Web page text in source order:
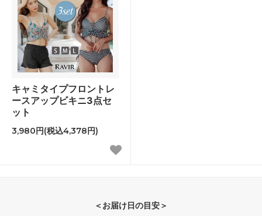
キャミタイプフロントレ
ースアップビキニ3点セ
ット
3,980円(税込4,378円)
＜お届け日の目安＞